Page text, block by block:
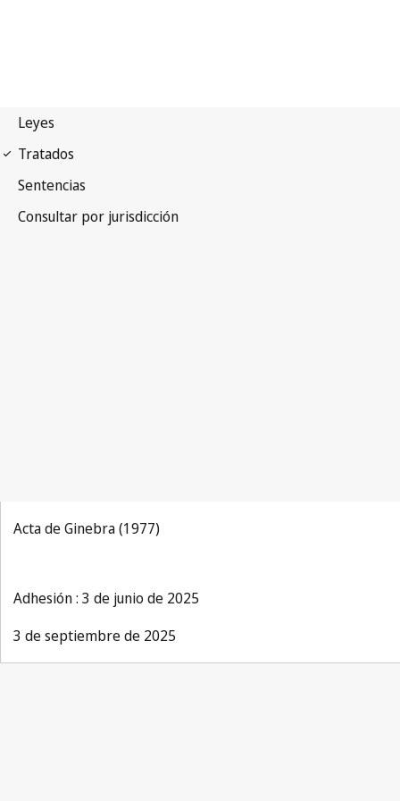
Acta de Ginebra (1977)
Adhesión : 3 de junio de 2025
3 de septiembre de 2025